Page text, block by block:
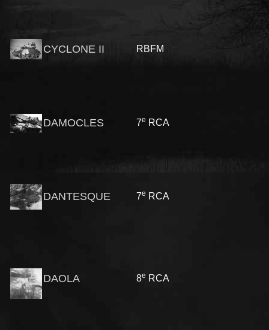
CYCLONE II RBFM
DAMOCLES 7e RCA
DANTESQUE 7e RCA
DAOLA 8e RCA